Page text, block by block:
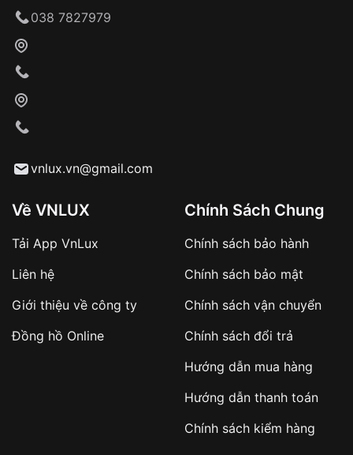
Khách hàng kiểm tra và thanh toán trực tiếp
Từ khóa SEO:
sản phẩm đặc biệt
Khách hàng cần
đặt cọc trước 10% giá trị đơn
hàng
Số tiền còn lại thanh toán khi nhận hàng hoặc
✔️ Hạn chế tình trạng hủy đơn không mong
038 7827979
vnlux.vn@gmail.com
Về VNLUX
Tải App VnLux
Liên hệ
Giới thiệu về công ty
Đồng hồ Online
Chính Sách Chung
Chính sách bảo hành
Chính sách bảo mật
Chính sách vận chuyển
Chính sách đổi trả
Hướng dẫn mua hàng
Hướng dẫn thanh toán
Chính sách kiểm hàng